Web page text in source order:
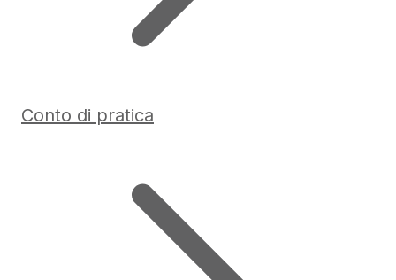
Conto di pratica